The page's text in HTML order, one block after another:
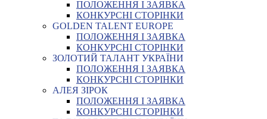
ПОЛОЖЕННЯ І ЗАЯВКА
КОНКУРСНІ СТОРІНКИ
GOLDEN TALENT EUROPE
ПОЛОЖЕННЯ І ЗАЯВКА
КОНКУРСНІ СТОРІНКИ
ЗОЛОТИЙ ТАЛАНТ УКРАЇНИ
ПОЛОЖЕННЯ І ЗАЯВКА
КОНКУРСНІ СТОРІНКИ
АЛЕЯ ЗІРОК
ПОЛОЖЕННЯ І ЗАЯВКА
КОНКУРСНІ СТОРІНКИ